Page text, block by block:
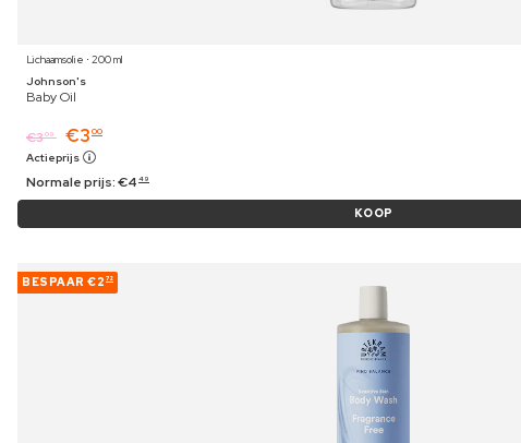
Lichaamsolie ⋅ 200 ml
Johnson's
Baby Oil
€309 €3 00
Actieprijs
Normale prijs:€4 49
KOOP
BESPAAR €2 72